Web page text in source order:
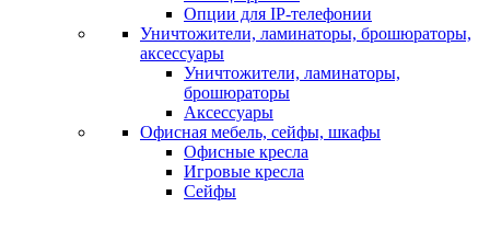
Опции для IP-телефонии
Уничтожители, ламинаторы, брошюраторы,
аксессуары
Уничтожители, ламинаторы,
брошюраторы
Аксессуары
Офисная мебель, сейфы, шкафы
Офисные кресла
Игровые кресла
Сейфы